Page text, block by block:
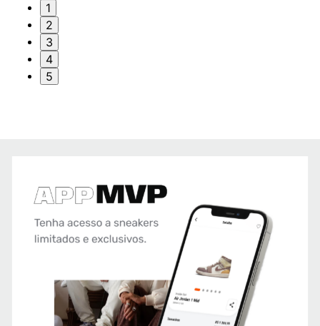
1
2
3
4
5